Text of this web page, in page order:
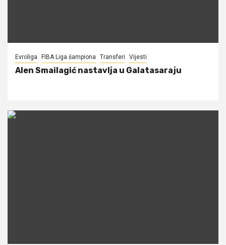
Evroliga FIBA Liga šampiona Transferi Vijesti
Alen Smailagić nastavlja u Galatasaraju